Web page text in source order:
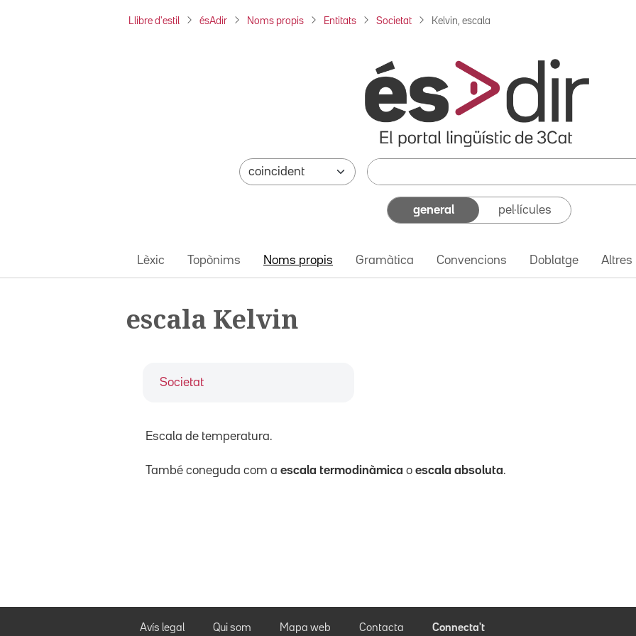
Llibre d'estil ésAdir Noms propis Entitats Societat Kelvin, escala
general pel·lícules
Lèxic Topònims Noms propis Gramàtica Convencions Doblatge Altres
escala Kelvin
Societat
Escala de temperatura.
També coneguda com a escala termodinàmica o escala absoluta.
Avís legal Qui som Mapa web Contacta Connecta't